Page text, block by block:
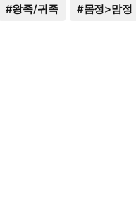
#왕족/귀족 #몸정>맘정